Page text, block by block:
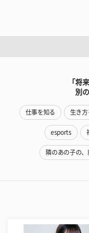
「将
別
仕事を知る 生き
esports
隣のあの子の